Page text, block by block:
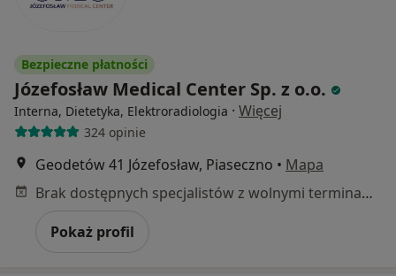
Bezpieczne płatności
Józefosław Medical Center Sp. z o.o.
Interna, Dietetyka, Elektroradiologia · Więcej
324 opinie
Geodetów 41 Józefosław, Piaseczno • Mapa
Brak dostępnych specjalistów z wolnymi terminami w tym centrum medycznym.
Pokaż profil